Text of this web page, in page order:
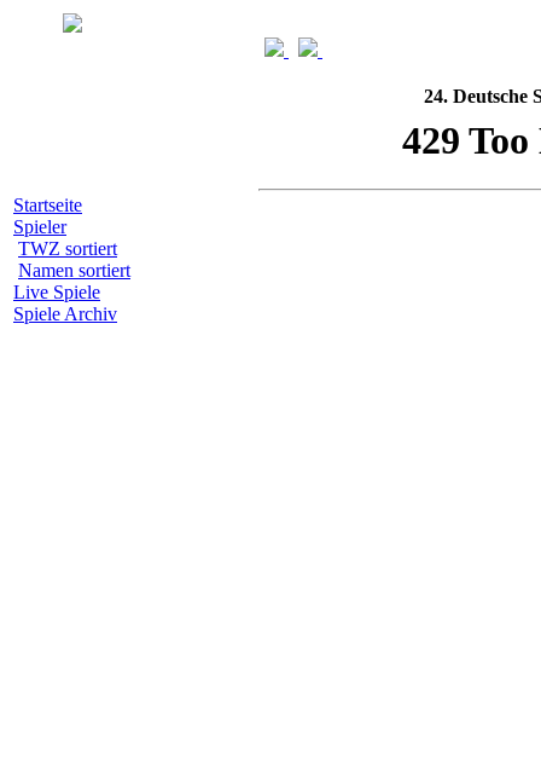
Startseite
Spieler
TWZ sortiert
Namen sortiert
Live Spiele
Spiele Archiv
24. Deutsche